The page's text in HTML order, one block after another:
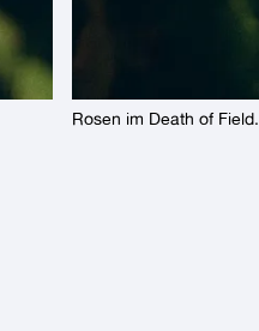
Rosen im Death of Field.